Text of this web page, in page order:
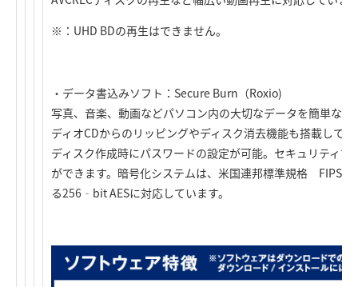
※：UHD BDの再生はできません。
・データ書込みソフト：Secure Burn（Roxio)
写真、音楽、動画などパソコン内の大切なデータを簡単な
ディオCDからのリッピングやディスク消去機能も搭載して
ディスク作成時にパスワードの設定が可能。セキュリティ
ができます。暗号化システムは、米国連邦標準規格 FIPS
る256‐bit AESに対応しています。